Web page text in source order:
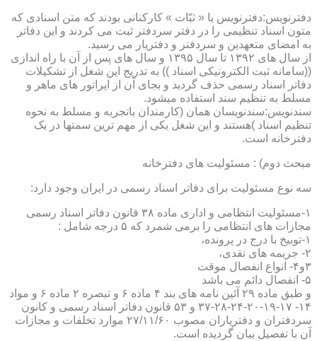
دفترنویس:دفترنویس یا « ثبّات » کارکنانی بودند که متن اسنادی که
متون اسناد تنظیمی را در دفتر سردفتر ثبت می کردند و این دفاتر
به امضای متعهدین و سردفتر و دفتریار می رسید.
از سال های ۱۳۹۲ تا سال ۱۳۹۵ و سال های پس از آن با راه اندازی
((سامانه ثبت الکترونیکی اسناد )) به تدریج این شغل از تشکیلات
دفاتر اسناد رسمی حذف گردید و بجای آن از اپراتور های ماهر و
مسلط به تنظیم سند استفاده میشود.
سندنویس:سندنویسان همان (کارمندان باتجربه و مسلط به نحوه
تنظیم اسناد )هستند و این شغل یکی از مهم ترین سمتها در یک
دفترخانه است.
مبحث دوم) : مسئولیت های دفترخانه
سه نوع مسئولیت برای دفاتر اسناد رسمی در ایران وجود دارد:
۱-مسئولیت انتظامی و اداری ماده ۳۸ قانون دفاتر اسناد رسمی
مجازات های انتظامی را برمی شمرد که ۵ درجه شامل :
۱-توبیخ با درج در پرونده،
۲- جریمه های نقدی،
۳و۴- انواع انفصال موقت
۵- انفصال دائم می باشد
و طبق ماده ۲۹ آئین نامه های بند ۴ ماده ۶ و تبصره ۲ ماده ۶ و مواد
۱۴- ۱۷-۱۹-۲۰-۲۴-۲۸-۳۷ و ۵۳ قانون دفاتر اسناد رسمی و کانون
سردفتران و دفتریاران مصوب ۲۷/۱۱/۶۰ موارد تخلفات و مجازات
آن با تفصیل بیان گردیده است.